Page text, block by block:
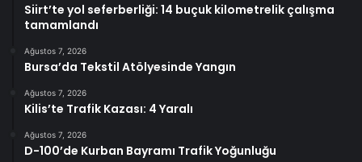
Siirt’te yol seferberliği: 14 buçuk kilometrelik çalışma
tamamlandı
Ağustos 7, 2026
Bursa’da Tekstil Atölyesinde Yangın
Ağustos 7, 2026
Kilis’te Trafik Kazası: 4 Yaralı
Ağustos 7, 2026
D-100’de Kurban Bayramı Trafik Yoğunluğu